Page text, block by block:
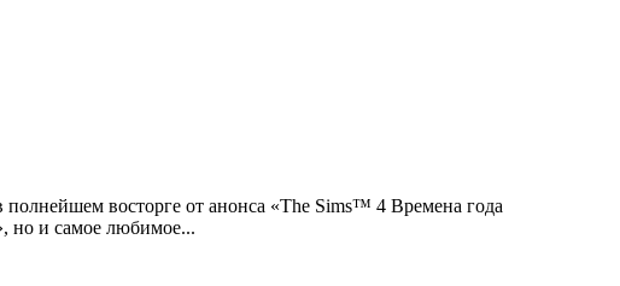
восторге от анонса «The Sims™ 4 Времена года
но и самое любимое...